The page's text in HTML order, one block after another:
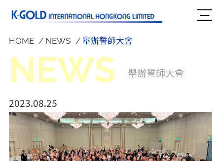
HOME NEWS 舉辦誓師大會
NEWS 舉辦誓師大會
2023.08.25